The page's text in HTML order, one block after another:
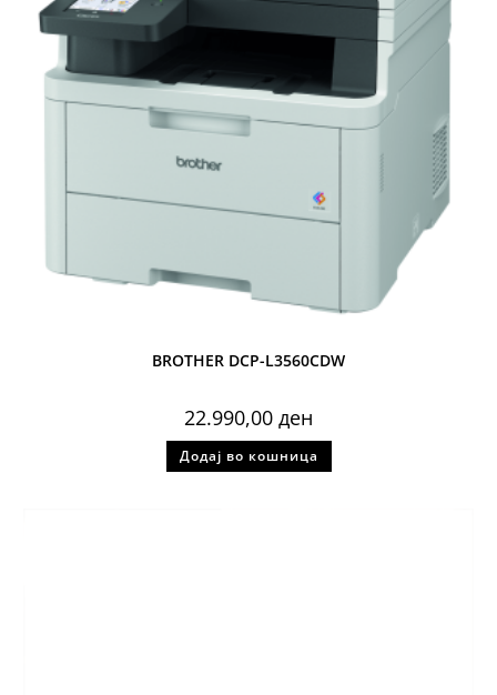
BROTHER DCP-L3560CDW
22.990,00 ден
Додај во кошница